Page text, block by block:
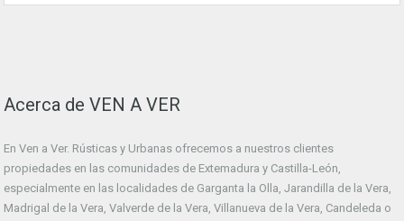
Acerca de VEN A VER
En Ven a Ver. Rústicas y Urbanas ofrecemos a nuestros clientes
propiedades en las comunidades de Extemadura y Castilla-León,
especialmente en las localidades de Garganta la Olla, Jarandilla de la Vera,
Madrigal de la Vera, Valverde de la Vera, Villanueva de la Vera, Candeleda o